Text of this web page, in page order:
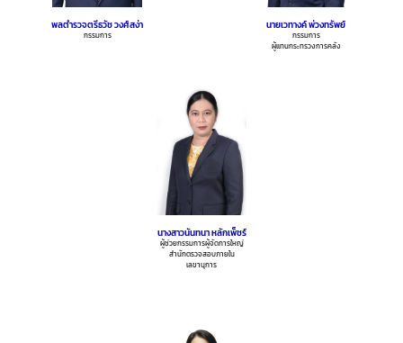
พลตำรวจตรีธวัช วงศ์สง่า
กรรมการ
นายเวทางค์ พ่วงทรัพย์
กรรมการ
ผู้แทนกระทรวงการคลัง
นางสาวนันทนา หลักเพ็ชร์
ผู้ช่วยกรรมการผู้จัดการใหญ่
สำนักตรวจสอบภายใน
เลขานุการ